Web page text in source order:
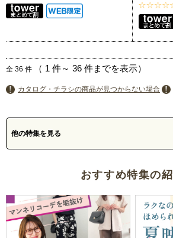
全 36 件 （ 1 件～ 36 件までを表示）
カタログ・チラシの商品が見つからない場合
他の特集を見る
おすすめ特集の